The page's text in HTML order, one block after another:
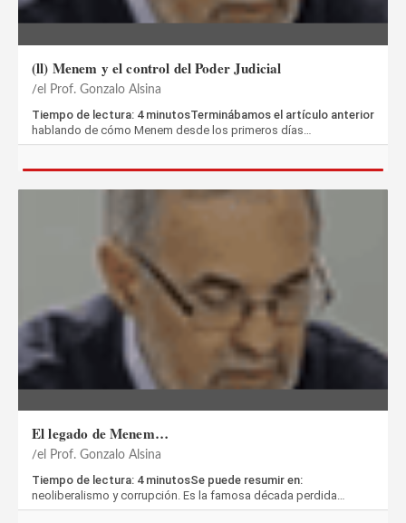
(ll) Menem y el control del Poder Judicial
el Prof. Gonzalo Alsina
Tiempo de lectura: 4 minutosTerminábamos el artículo anterior
hablando de cómo Menem desde los primeros días…
El legado de Menem…
el Prof. Gonzalo Alsina
Tiempo de lectura: 4 minutosSe puede resumir en:
neoliberalismo y corrupción. Es la famosa década perdida…